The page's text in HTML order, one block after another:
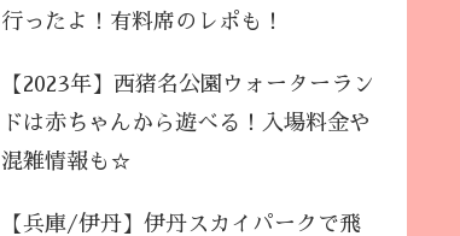
行ったよ！有料席のレポも！
【2023年】西猪名公園ウォーターラン
ドは赤ちゃんから遊べる！入場料金や
混雑情報も☆
【兵庫/伊丹】伊丹スカイパークで飛